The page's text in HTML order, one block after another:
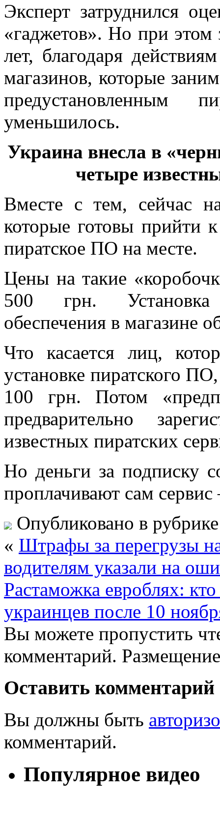
Эксперт затруднился
«гаджетов». Но при этом
лет, благодаря
магазинов, которые
предустановленным
уменьшилось.
Украина внесла в
четыре
Вместе с тем, сейчас
которые готовы прийти
пиратское ПО на месте.
Цены на такие
500 грн. Установка
обеспечения в магазине
Что касается лиц,
установке пиратского
100 грн. Потом
предварительно
известных пиратских
Но деньги за подписку
проплачивают сам сервис
Опубликовано в
« Штрафы за перегрузы
водителям указали на
Растаможка евроблях:
украинцев после 10
Вы можете пропустить
комментарий.
Оставить комментарий
Вы должны быть
комментарий.
Популярное видео